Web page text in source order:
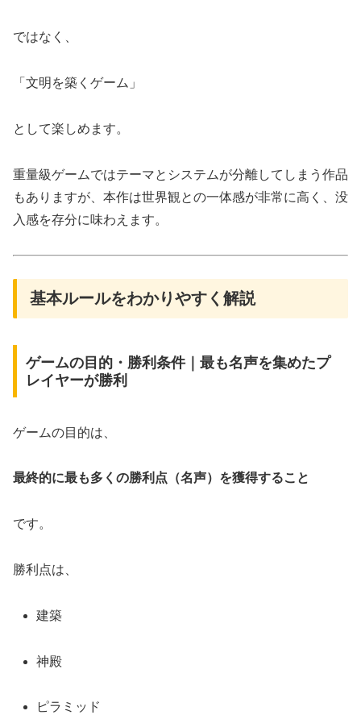
ではなく、
「文明を築くゲーム」
として楽しめます。
重量級ゲームではテーマとシステムが分離してしまう作品
もありますが、本作は世界観との一体感が非常に高く、没
入感を存分に味わえます。
基本ルールをわかりやすく解説
ゲームの目的・勝利条件｜最も名声を集めたプ
レイヤーが勝利
ゲームの目的は、
最終的に最も多くの勝利点（名声）を獲得すること
です。
勝利点は、
建築
神殿
ピラミッド